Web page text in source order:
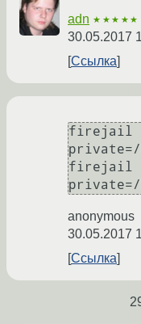
adn ★★★★★
30.05.2017
Ссылка
firejail
private=/
firejail
anonymous
30.05.2017
Ссылка